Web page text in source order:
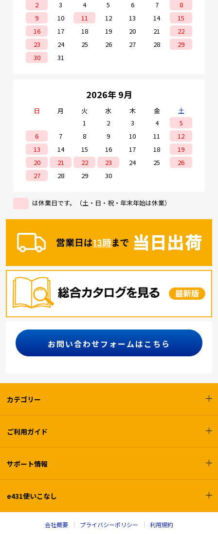
2
3 4 5 6 7
8
9
10 11 12 13 14
15
16
17 18 19 20 21
22
23
24 25 26 27 28
29
30
31
2026年 9月
日 月 火 水 木 金
土
1
2 3 4
5
6
7 8 9 10 11
12
13
14 15 16 17 18
19
20
21 22 23 24 25
26
27
28 29 30
は休業日です。（土・日・祝・年末年始は休業）
お問い合わせフォームはこちら
カテゴリー
ご利用ガイド
サポート情報
e431使いこなし
会社概要 プライバシーポリシー
利用規約